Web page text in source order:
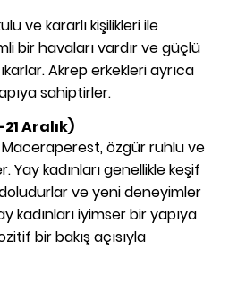
ve kararlı kişilikleri ile
bir havaları vardır ve güçlü
Akrep erkekleri ayrıca
sahiptirler.
Aralık)
Maceraperest, özgür ruhlu ve
Yay kadınları genellikle keşif
ve yeni deneyimler
kadınları iyimser bir yapıya
bir bakış açısıyla